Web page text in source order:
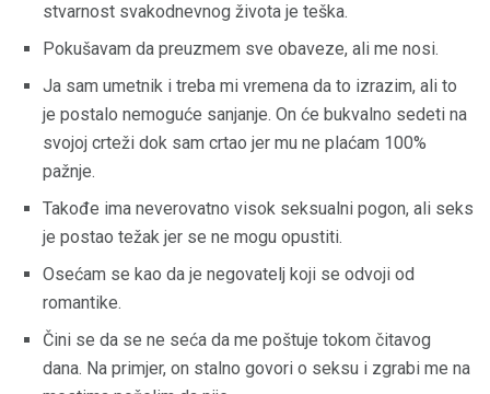
stvarnost svakodnevnog života je teška.
Pokušavam da preuzmem sve obaveze, ali me nosi.
Ja sam umetnik i treba mi vremena da to izrazim, ali to
je postalo nemoguće sanjanje. On će bukvalno sedeti na
svojoj crteži dok sam crtao jer mu ne plaćam 100%
pažnje.
Takođe ima neverovatno visok seksualni pogon, ali seks
je postao težak jer se ne mogu opustiti.
Osećam se kao da je negovatelj koji se odvoji od
romantike.
Čini se da se ne seća da me poštuje tokom čitavog
dana. Na primjer, on stalno govori o seksu i zgrabi me na